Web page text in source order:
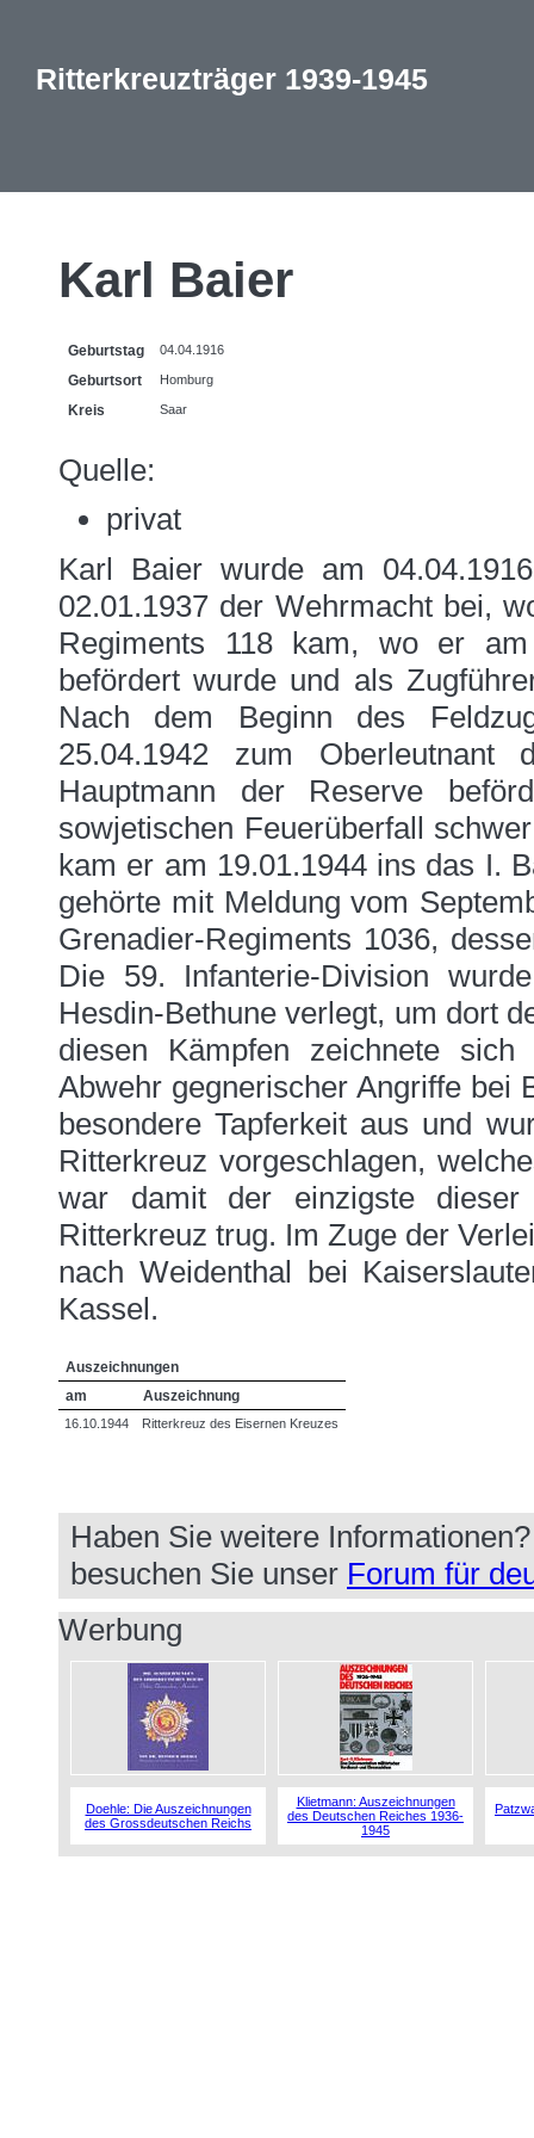
Ritterkreuzträger 1939-1945
Karl Baier
Geburtstag 04.04.1916
Geburtsort Homburg
Kreis Saar
Quelle:
privat
Karl Baier wurde am
02.01.1937 der Wehrmacht bei,
Regiments 118 kam, wo er
befördert wurde und als
Nach dem Beginn des
25.04.1942 zum
Hauptmann der Reserve
sowjetischen Feuerüberfall
kam er am 19.01.1944 ins das I.
gehörte mit Meldung vom
Grenadier-Regiments 1036,
Die 59. Infanterie-Division
Hesdin-Bethune verlegt, um dort
diesen Kämpfen zeichnete
Abwehr gegnerischer Angriffe bei
besondere Tapferkeit aus und
Ritterkreuz vorgeschlagen,
war damit der einzigste
Ritterkreuz trug. Im Zuge der
nach Weidenthal bei
Kassel.
Auszeichnungen
am
Auszeichnung
16.10.1944 Ritterkreuz des Eisernen Kreuzes
Haben Sie weitere
besuchen Sie unser Forum für
Werbung
Doehle: Die Auszeichnungen
des Grossdeutschen Reichs
Klietmann: Auszeichnungen
des Deutschen Reiches 1936-
1945